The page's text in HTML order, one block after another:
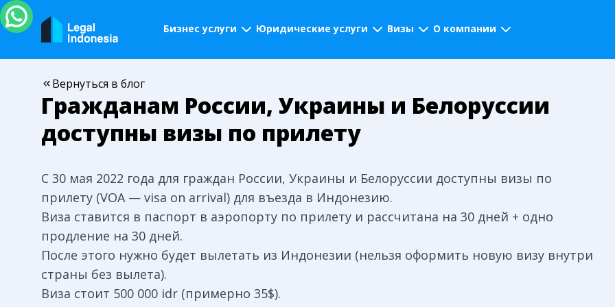
Бизнес услуги Юридические услуги Визы О компании
Вернуться в блог
Гражданам России, Украины и Белоруссии
доступны визы по прилету
С 30 мая 2022 года для граждан России, Украины и Белоруссии доступны визы по
прилету (VOA — visa on arrival) для въезда в Индонезию.
Виза ставится в паспорт в аэропорту по прилету и рассчитана на 30 дней + одно
продление на 30 дней.
После этого нужно будет вылетать из Индонезии (нельзя оформить новую визу внутри
страны без вылета).
Виза стоит 500 000 idr (примерно 35$).